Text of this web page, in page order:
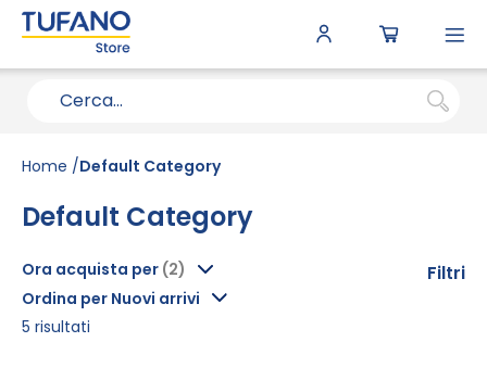
Home Default Category
Default Category
Ordina per Nuovi arrivi
5 risultati
Filtri
Ora acquista per